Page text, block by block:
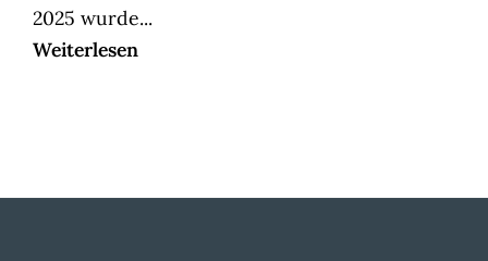
2025 wurde...
Weiterlesen